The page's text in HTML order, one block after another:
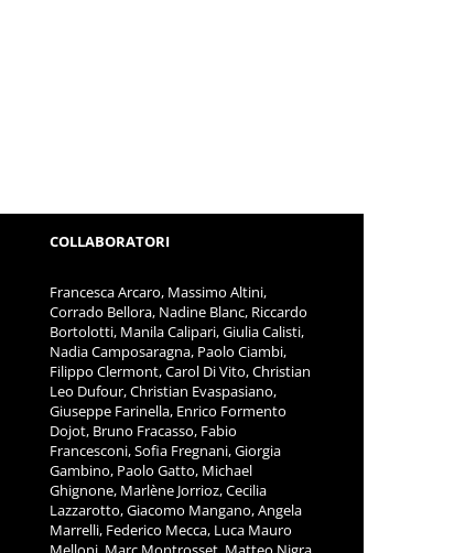
COLLABORATORI
Francesca Arcaro, Massimo Altini,
Corrado Bellora, Nadine Blanc, Riccardo
Bortolotti, Manila Calipari, Giulia Calisti,
Nadia Camposaragna, Paolo Ciambi,
Filippo Clermont, Carol Di Vito, Christian
Leo Dufour, Christian Evaspasiano,
Giuseppe Farinella, Enrico Formento
Dojot, Bruno Fracasso, Fabio
Francesconi, Sofia Fregnani, Giorgia
Gambino, Paolo Gatto, Michael
Ghignone, Marlène Jorrioz, Cecilia
Lazzarotto, Giacomo Mangano, Angela
Marrelli, Federico Mecca, Luca Mauro